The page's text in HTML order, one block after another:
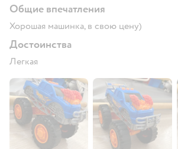
Общие впечатления
Хорошая машинка, в свою цену)
Достоинства
Легкая